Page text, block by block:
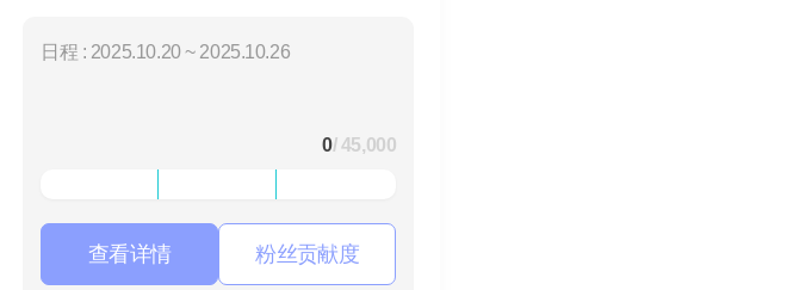
日程 : 2025.10.20 ~ 2025.10.26
0/ 45,000
查看详情 粉丝贡献度